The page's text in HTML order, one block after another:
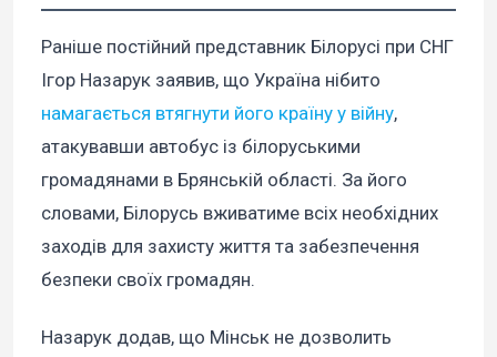
Раніше постійний представник Білорусі при СНГ
Ігор Назарук заявив, що Україна нібито
намагається втягнути його країну у війну,
атакувавши автобус із білоруськими
громадянами в Брянській області. За його
словами, Білорусь вживатиме всіх необхідних
заходів для захисту життя та забезпечення
безпеки своїх громадян.
Назарук додав, що Мінськ не дозволить